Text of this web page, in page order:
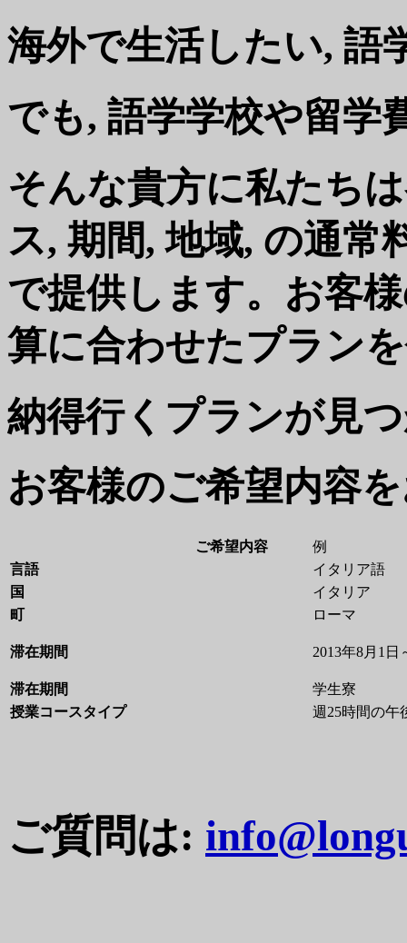
海外で生活したい, 語
でも, 語学学校や留学
そんな貴方に私たち
ス, 期間, 地域, の通常
で提供します。お客
算に合わせたプラン
納得行くプランが見
お客様のご希望内容
ご希望内容
例
言語
イタリア語
国
イタリア
町
ローマ
滞在期間 2013年8月1日
滞在期間
学生寮
授業コースタイプ
週25時間の午
ご質問は: